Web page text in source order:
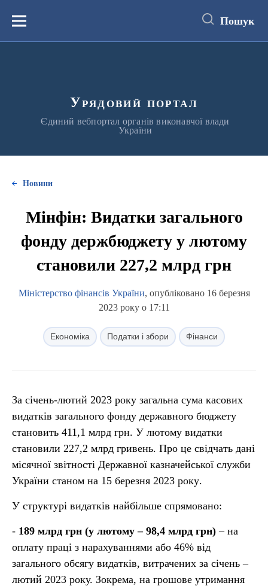
вмістуМеню Пошук
Урядовий портал
Єдиний вебпортал органів виконавчої влади
України
Новини
Мінфін: Видатки загального
фонду держбюджету у лютому
становили 227,2 млрд грн
Міністерство фінансів України, опубліковано 16 березня
2023 року о 17:11
Економіка Податки і збори Фінанси
За січень-лютий 2023 року загальна сума касових
видатків загального фонду державного бюджету
становить 411,1 млрд грн. У лютому видатки
становили 227,2 млрд гривень. Про це свідчать дані
місячної звітності Державної казначейської служби
України станом на 15 березня 2023 року.
У структурі видатків найбільше спрямовано:
- 189 млрд грн (у лютому– 98,4 млрд грн)– на
оплату праці з нарахуваннями або 46% від
загального обсягу видатків, витрачених за січень –
лютий 2023 року. Зокрема, на грошове утримання